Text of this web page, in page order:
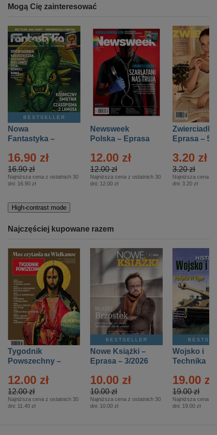
Mogą Cię zainteresować
BESTSELLER
Nowa
Fantastyka –
16.90 zł
16.90 zł
Najniższa cena z ostatnich 30
dni: 16.90 zł
Newsweek
Polska – Eprasa
12.00 zł
12.00 zł
Najniższa cena z ostatnich 30
dni: 12.00 zł
Zwierciadło
Eprasa – 5/
3.20 zł
3.20 zł
Najniższa cena z
dni: 3.20 zł
High-contrast mode
Najczęściej kupowane razem
Tygodnik
Powszechny –
12.00 zł
12.00 zł
Najniższa cena z ostatnich 30
dni: 11.40 zł
BESTSELLER
Nowe Książki –
Eprasa – 3/2026
10.00 zł
10.00 zł
Najniższa cena z ostatnich 30
dni: 10.00 zł
Wojsko i
Technika
– 2/2026
19.00 zł
19.00 zł
Najniższa cena z
dni: 19.00 zł